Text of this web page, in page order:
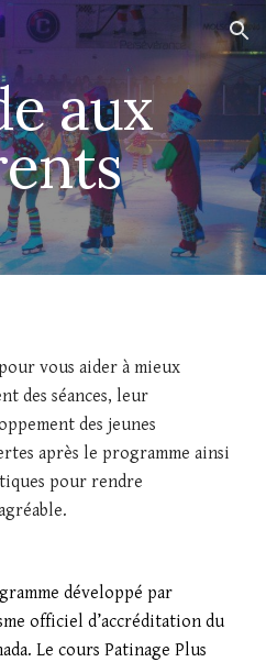
Skip to navigation
aux
vous aider à mieux
des séances, leur
des jeunes
après le programme ainsi
pour rendre
développé par
officiel d’accréditation du
Le cours Patinage Plus